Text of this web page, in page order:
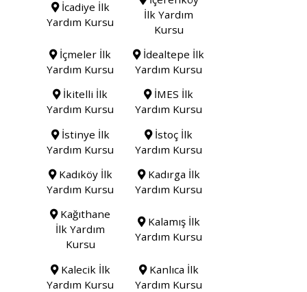
İcadiye İlk
Yardım Kursu
İlk Yardım
Kursu
İçmeler İlk
Yardım Kursu
İdealtepe İlk
Yardım Kursu
İkitelli İlk
Yardım Kursu
İMES İlk
Yardım Kursu
İstinye İlk
Yardım Kursu
İstoç İlk
Yardım Kursu
Kadıköy İlk
Yardım Kursu
Kadırga İlk
Yardım Kursu
Kağıthane
İlk Yardım
Kursu
Kalamış İlk
Yardım Kursu
Kalecik İlk
Yardım Kursu
Kanlıca İlk
Yardım Kursu